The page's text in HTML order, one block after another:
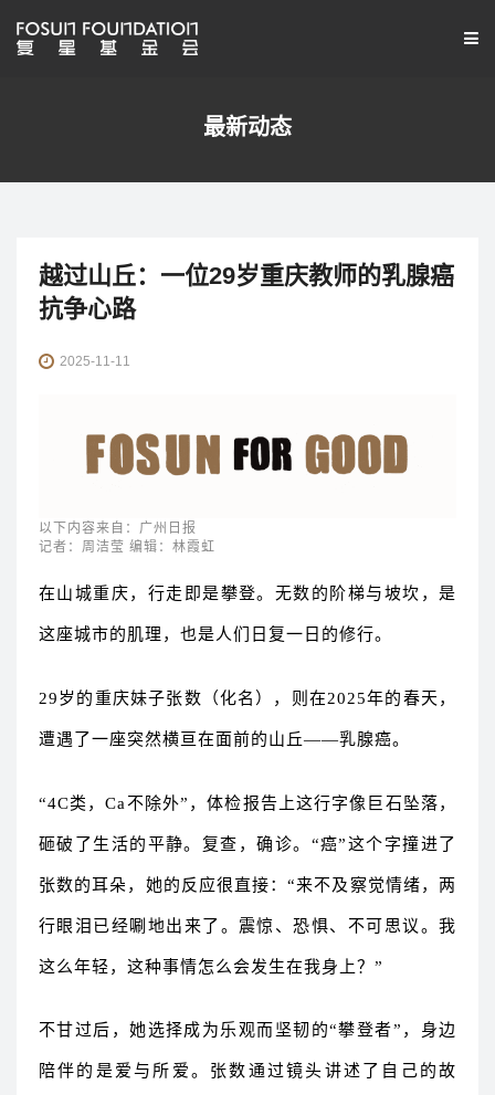
最新动态
越过山丘：一位29岁重庆教师的乳腺癌
抗争心路
2025-11-11
以下内容来自：广州日报
记者：周洁莹 编辑：林霞虹
在山城重庆，行走即是攀登。无数的阶梯与坡坎，是
这座城市的肌理，也是人们日复一日的修行。
29岁的重庆妹子张数（化名），则在2025年的春天，
遭遇了一座突然横亘在面前的山丘——乳腺癌。
“4C类，Ca不除外”，体检报告上这行字像巨石坠落，
砸破了生活的平静。复查，确诊。“癌”这个字撞进了
张数的耳朵，她的反应很直接：“来不及察觉情绪，两
行眼泪已经唰地出来了。震惊、恐惧、不可思议。我
这么年轻，这种事情怎么会发生在我身上？”
不甘过后，她选择成为乐观而坚韧的“攀登者”，身边
陪伴的是爱与所爱。张数通过镜头讲述了自己的故